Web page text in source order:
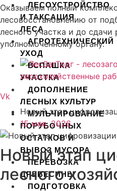
ЛЕСОУСТРОЙСТВО
И ТАКСАЦИЯ
ЛЕСА
АГРОТЕХНИЧЕСКИЙ
УХОД
ВСПАШКА
УЧАСТКА
ДОПОЛНЕНИЕ
ЛЕСНЫХ КУЛЬТУР
МУЛЬЧИРОВАНИЕ
ПОРУБОЧНЫХ
ОСТАТКОВ И
ВЫВОЗ МУСОРА
ПЕРЕВОЗКА
ДРЕВЕСИНЫ
ПОДГОТОВКА
Оказываем полный
лесовосстановлению от
лесного участка и до сдачи
уполномоченному органу.
Vk
Новый этап
15 мая, 2026
Новый этап
лесного